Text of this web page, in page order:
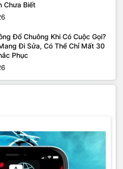
Chưa Biết
Đổ Chuông Khi Có Cuộc Gọi?
Đi Sửa, Có Thể Chỉ Mất 30
Phục